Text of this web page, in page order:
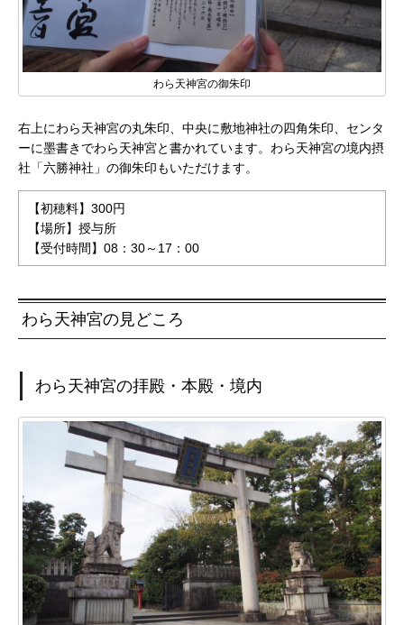
わら天神宮の御朱印
右上にわら天神宮の丸朱印、中央に敷地神社の四角朱印、センタ
ーに墨書きでわら天神宮と書かれています。わら天神宮の境内摂
社「六勝神社」の御朱印もいただけます。
【初穂料】300円
【場所】授与所
【受付時間】08：30～17：00
わら天神宮の見どころ
わら天神宮の拝殿・本殿・境内